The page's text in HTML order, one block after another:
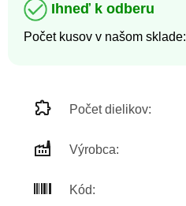
Ihneď k odberu
Počet kusov v našom sklade:
Počet dielikov:
Výrobca:
Kód: